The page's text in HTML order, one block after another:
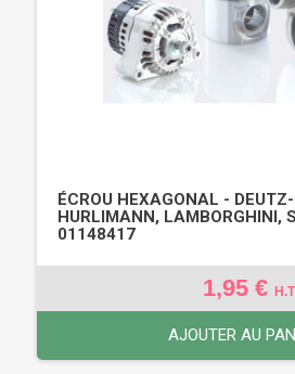
ÉCROU HEXAGONAL -
HURLIMANN, LAMBORGHINI,
01148417
1,95 € H.T
AJOUTER AU